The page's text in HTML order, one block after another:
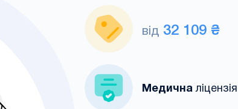
від 32 109 ₴
Медичналіцензія